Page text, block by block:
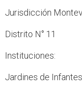
Jurisdicción
Distrito N° 11
Instituciones:
Jardines de